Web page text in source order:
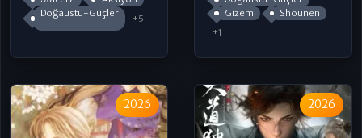
Doğaüstü-Güçler
+5
Gizem
Shounen
+1
2026 2026